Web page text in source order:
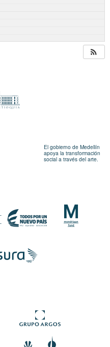
El gobierno de Medellín
apoya la transformación
social a través del arte.